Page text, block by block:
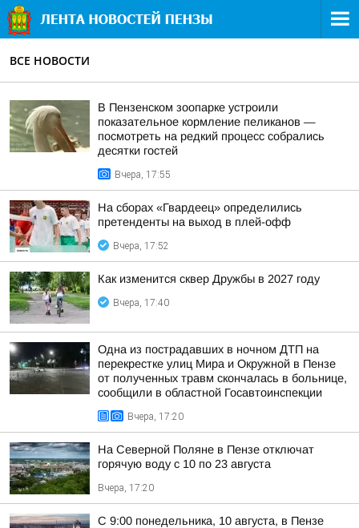
ВСЕ НОВОСТИ
В Пензенском зоопарке устроили
показательное кормление пеликанов —
посмотреть на редкий процесс собрались
десятки гостей
Вчера, 17:55
На сборах «Гвардеец» определились
претенденты на выход в плей-офф
Вчера, 17:52
Как изменится сквер Дружбы в 2027 году
Вчера, 17:40
Одна из пострадавших в ночном ДТП на
перекрестке улиц Мира и Окружной в Пензе
от полученных травм скончалась в больнице,
сообщили в областной Госавтоинспекции
Вчера, 17:20
На Северной Поляне в Пензе отключат
горячую воду с 10 по 23 августа
Вчера, 17:20
С 9:00 понедельника, 10 августа, в Пензе